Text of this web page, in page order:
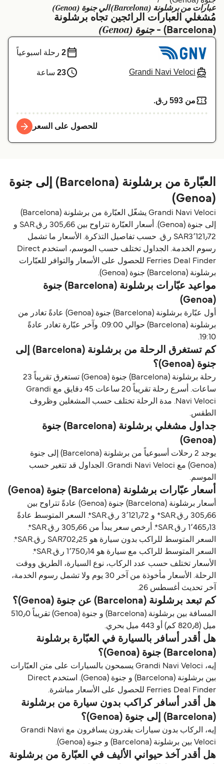
Deutschland
Schweiz (DE)
Norge
Indonesia
Maroc (FR)
عبارات من برشلونة (Barcelona) الي جنوة (Genoa)
مُشغلي العبارات الرائجين تجاه برشلونة
(Barcelona) -
جنوة (Genoa)
Grandi Navi Veloci
2 رحلة اسبوعياً
23 ساعة
من 593 ر.ق.‏
للحصول على السعر
العبّارة من برشلونة (Barcelona) إلى جنوة
(Genoa)
Grandi Navi Veloci يشغّل العبّارة من برشلونة (Barcelona)
إلى جنوة (Genoa). أسعار العبّارة تتراوح بين 305٫66 ر.ق.‏SAR و
SAR3٬121٫72 ر.ق.‏ حسب تفاصيل التذكرة. الأسعار ما تشمل
رسوم الخدمة. الجداول تختلف حسب الموسم، استخدم Direct
Ferries Deal Finder للحصول على الأسعار والتوافر للعبّارات
برشلونة (Barcelona) جنوة (Genoa).
مواعيد عبّارات برشلونة (Barcelona) جنوة
(Genoa)
أول عبّارة برشلونة (Barcelona) جنوة (Genoa) عادةً تغادر من
برشلونة (Barcelona) حوالي 09:00. وآخر عبّارة تغادر عادةً
19:10.
كم تستغرق الرحلة من برشلونة (Barcelona) إلى
جنوة (Genoa)؟
رحلة برشلونة (Barcelona) جنوة (Genoa) تستغرق تقريباً 23
ساعات. أسرع رحلة تقريباً 20 ساعات 45 دقايق مع Grandi
Navi Veloci. مدة الرحلة تختلف حسب المشغلين وظروف
الطقس.
جداول مشغلي برشلونة (Barcelona) جنوة
(Genoa)
يوجد 2 رحلات أسبوعياً من برشلونة (Barcelona) إلى جنوة
(Genoa) مع Grandi Navi Veloci. الجداول قد تتغير حسب
الموسم.
أسعار عبّارات برشلونة (Barcelona) جنوة (Genoa)
أسعار برشلونة (Barcelona) جنوة (Genoa) عادةً تتراوح بين
305٫66 ر.ق.‏SAR* و 3٬121٫72 ر.ق.‏SAR*. السعر المتوسط عادةً
1٬465٫13 ر.ق.‏SAR*. أرخص سعر يبدأ من 305٫66 ر.ق.‏SAR*.
السعر المتوسط للراكب بدون سيارة هو SAR702٫25 ر.ق.‏SAR*.
السعر المتوسط للراكب مع سيارة هو 1٬750٫14 ر.ق.‏SAR*.
الأسعار تختلف حسب عدد الركاب، نوع السيارة، الطريق ووقت
الرحلة. الأسعار مأخوذة من آخر 30 يوم ولا تشمل رسوم الخدمة،
آخر تحديث أغسطس 26.
كم تبعد برشلونة (Barcelona) عن جنوة (Genoa)؟
المسافة بين برشلونة (Barcelona) و جنوة (Genoa) تقريباً 510٫0
ميل (820٫8 كم) أو 443 ميل بحري.
هل أقدر أسافر بالسيارة في العبّارة برشلونة
(Barcelona) جنوة (Genoa)؟
إيه، Grandi Navi Veloci يسمحون بالسيارات على متن العبّارات
بين برشلونة (Barcelona) و جنوة (Genoa). استخدم Direct
Ferries Deal Finder للحصول على الأسعار مباشرة.
هل أقدر أسافر كراكب بدون سيارة من برشلونة
(Barcelona) إلى جنوة (Genoa)؟
إيه، الركاب بدون سيارات يقدرون يسافرون مع Grandi Navi
Veloci بين برشلونة (Barcelona) و جنوة (Genoa).
هل أقدر آخذ حيواني الأليف في العبّارة من برشلونة